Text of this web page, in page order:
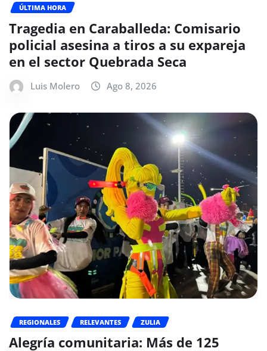
ÚLTIMA HORA
Tragedia en Caraballeda: Comisario
policial asesina a tiros a su expareja
en el sector Quebrada Seca
Luis Molero Ago 8, 2026
REGIONALES RELEVANTES ZULIA
Alegría comunitaria: Más de 125